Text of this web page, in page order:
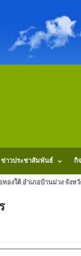
ข่าวประชาสัมพันธ์ กิ
งใต้ อำเภอบ้านม่วง จัง